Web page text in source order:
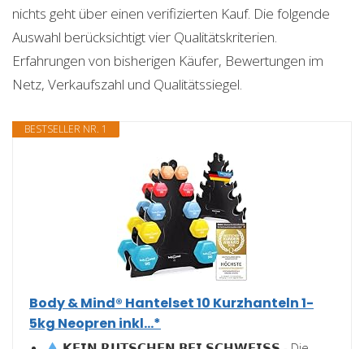
nichts geht über einen verifizierten Kauf. Die folgende
Auswahl berücksichtigt vier Qualitätskriterien.
Erfahrungen von bisherigen Käufer, Bewertungen im
Netz, Verkaufszahl und Qualitätssiegel.
BESTSELLER NR. 1
Body & Mind® Hantelset 10 Kurzhanteln 1-
5kg Neopren inkl...*